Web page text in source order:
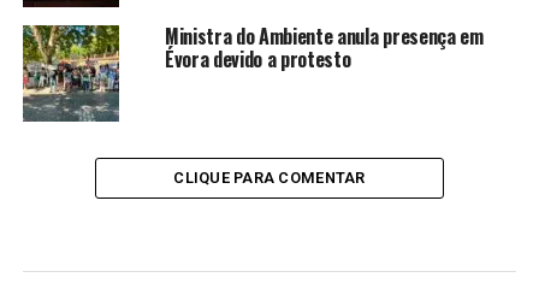
Ministra do Ambiente anula presença em
Évora devido a protesto
CLIQUE PARA COMENTAR